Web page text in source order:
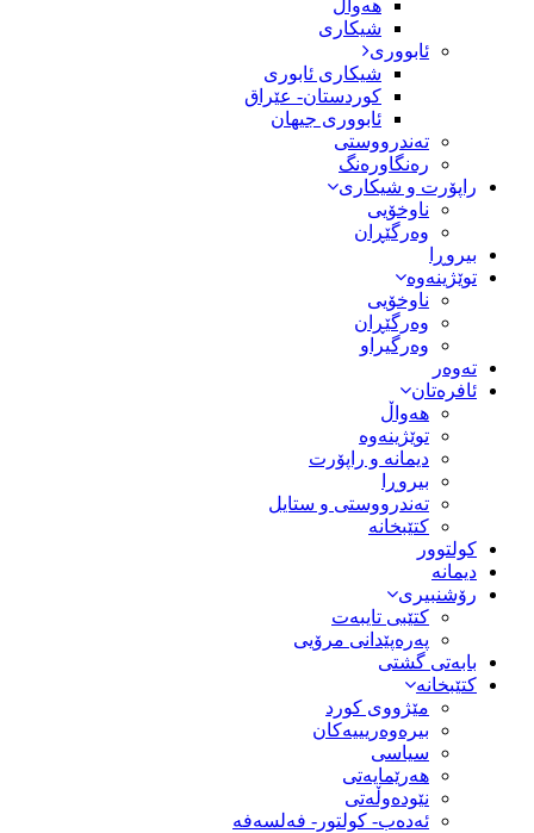
هەواڵ
شیکاری
ئابووری
شیکاری ئابوری
کوردستان- عێراق
ئابووری جیهان
تەندرووستی
رەنگاورەنگ
راپۆرت و شیکاری
ناوخۆیی
وەرگێڕان
بیروڕا
توێژینەوە
ناوخۆیی
وەرگێڕان
وەرگیراو
تەوەر
ئافرەتان
هەواڵ
توێژینەوە
دیمانە و راپۆرت
بیروڕا
تەندرووستی و ستایل
کتێبخانە
کولتوور
دیمانە
رۆشنبیری
کتێبی تایبەت
پەرەپێدانی مرۆیی
بابەتی گشتی
کتێبخانە
مێژووى کورد
بیرەوەریییەکان
سیاسى
هەرێمایەتی
نێودەوڵەتی
ئەدەب- کولتور- فەلسەفە